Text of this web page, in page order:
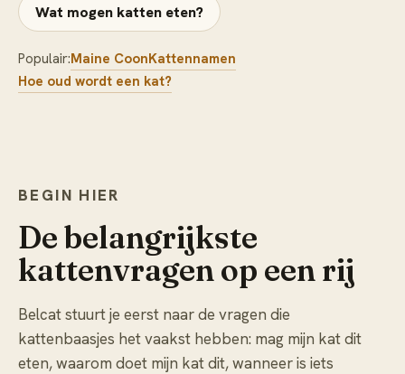
Wat mogen katten eten?
Populair:Maine CoonKattennamen
Hoe oud wordt een kat?
BEGIN HIER
De belangrijkste
kattenvragen op een rij
Belcat stuurt je eerst naar de vragen die
kattenbaasjes het vaakst hebben: mag mijn kat dit
eten, waarom doet mijn kat dit, wanneer is iets